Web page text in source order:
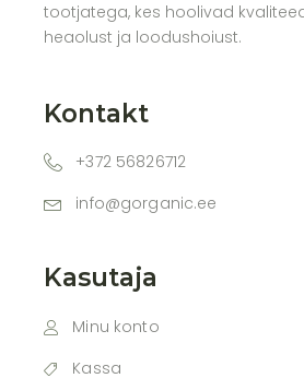
tootjatega, kes hoolivad
heaolust ja loodushoiust.
Kontakt
+372 56826712
info@gorganic.ee
Kasutaja
Minu konto
Kassa